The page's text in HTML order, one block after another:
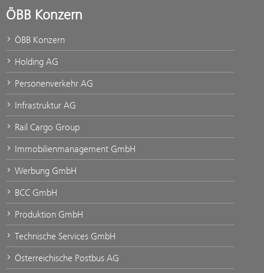
ÖBB Konzern
ÖBB Konzern
Holding AG
Personenverkehr AG
Infrastruktur AG
Rail Cargo Group
Immobilienmanagement GmbH
Werbung GmbH
BCC GmbH
Produktion GmbH
Technische Services GmbH
Österreichische Postbus AG